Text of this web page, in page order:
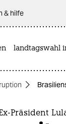
& hilfe
landtagswahl
Präsident